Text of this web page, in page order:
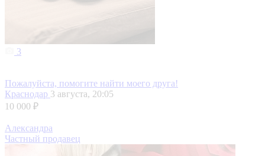
3
Пожалуйста, помогите найти моего друга!
Краснодар 3 августа, 20:05
10 000 ₽
Александра
Частный продавец